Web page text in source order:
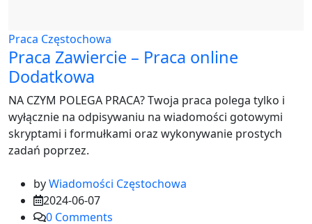
Praca Częstochowa
Praca Zawiercie – Praca online
Dodatkowa
NA CZYM POLEGA PRACA? Twoja praca polega tylko i
wyłącznie na odpisywaniu na wiadomości gotowymi
skryptami i formułkami oraz wykonywanie prostych
zadań poprzez.
byWiadomości Częstochowa
2024-06-07
0 Comments